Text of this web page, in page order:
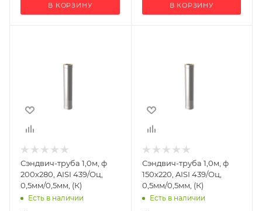
В КОРЗИНУ В КОРЗИНУ
1000
Материал
Нержавеющая
сталь/
Оцинкованная
сталь
Сэндвич-труба 1,0м, ф
200х280, AISI 439/Оц,
0,5мм/0,5мм, (К)
Есть в наличии
1000
Материал
Аустенитная
сталь/
Оцинкованая
сталь
Сэндвич-труба 1,0м, ф
150х220, AISI 439/Оц,
0,5мм/0,5мм, (К)
Есть в наличии